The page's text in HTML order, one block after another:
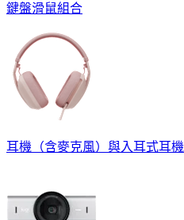
鍵盤滑鼠組合
耳機（含麥克風）與入耳式耳機